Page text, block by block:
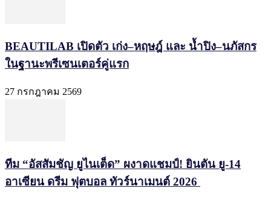
BEAUTILAB เปิดตัว เก่ง–หฤษฎ์ และ น้ำปิง–นภัสกร
ในฐานะพรีเซนเตอร์คู่แรก
27 กรกฎาคม 2569
ทีม “อัสสัมชัญ ยูไนเต็ด” ผงาดแชมป์! ยินตัน ยู-14
อาเซียน ดรีม ฟุตบอล ทัวร์นาเมนต์ 2026